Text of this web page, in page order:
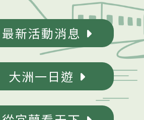
最新活動消息
大洲一日遊